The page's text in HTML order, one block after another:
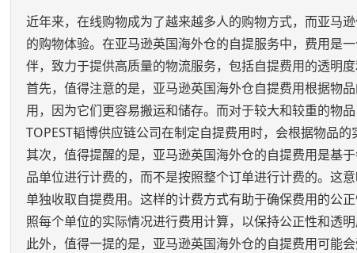
近年来，在线购物成为了越来越多人的购物方式，而亚马
的购物体验。在亚马逊英国海外仓的自提服务中，费用是
伴，致力于提供高质量的物流服务，包括自提费用的透明度
首先，值得注意的是，亚马逊英国海外仓自提费用根据物
用，因为它们更容易搬运和储存。而对于较大和较重的物
TOPEST韬博供应链公司在制定自提费用时，会根据物品
其次，值得提醒的是，亚马逊英国海外仓的自提费用是基
品单位进行计费的，而不是按照整个订单进行计费的。这
单独收取自提费用。这样的计费方式有助于确保费用的公
照每个单位的实际情况进行费用计算，以保持公正性和透明
此外，值得一提的是，亚马逊英国海外仓的自提费用可能